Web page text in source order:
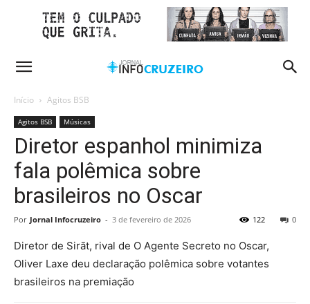
Início Agitos BSB
Agitos BSB Músicas
Diretor espanhol minimiza
fala polêmica sobre
brasileiros no Oscar
Por Jornal Infocruzeiro - 3 de fevereiro de 2026 0
122
Diretor de Sirāt, rival de O Agente Secreto no Oscar,
Oliver Laxe deu declaração polêmica sobre votantes
brasileiros na premiação